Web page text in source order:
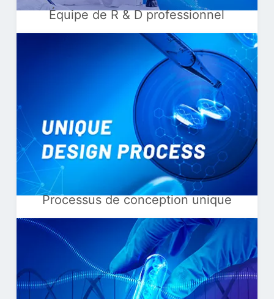
Équipe de R & D professionnel
Processus de conception unique